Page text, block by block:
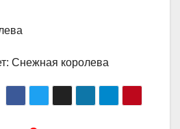
Снежная королева